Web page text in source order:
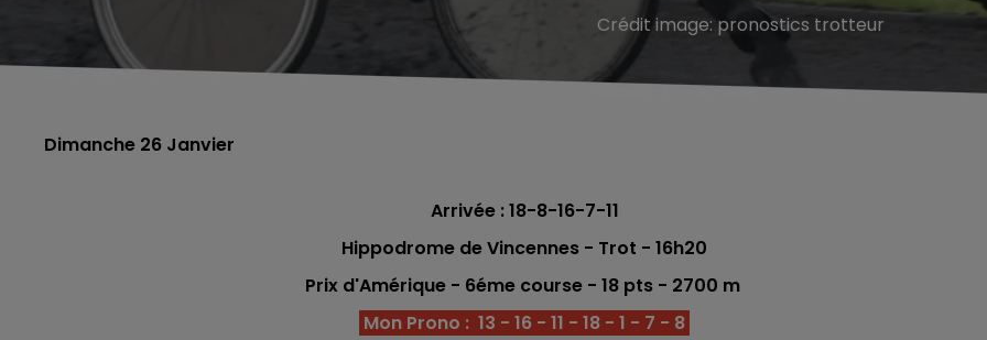
Crédit image: pronostics trotteur
Dimanche 26 Janvier
Arrivée : 18-8-16-7-11
Hippodrome de Vincennes - Trot -16h20
Prix d'Amérique - 6éme course - 18 pts - 2700 m
Mon Prono : 13 - 16 - 11 - 18 - 1 - 7 - 8